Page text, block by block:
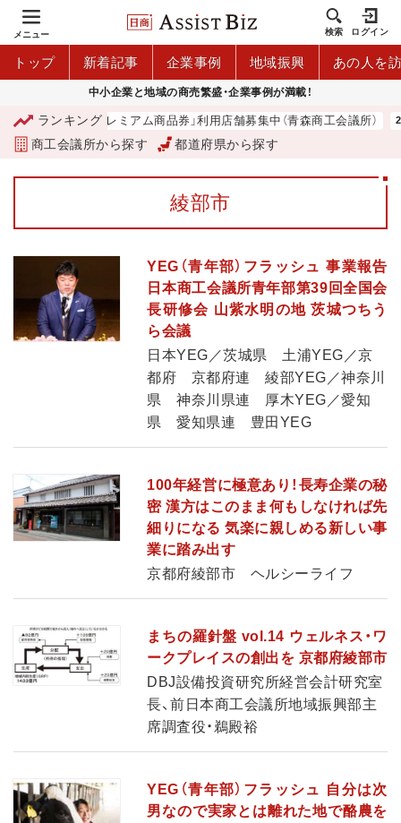
メニュー 検索 ログイン
トップ 新着記事 企業事例 地域振興 あの人を
中小企業と地域の商売繁盛・企業事例が満載！
ランキング
「青森市プレミアム商品券」利用店舗募集中（青森商工会議所）
商工会議所から探す 都道府県から探す
綾部市
YEG（青年部）フラッシュ 事業報告
日本商工会議所青年部第39回全国会
長研修会 山紫水明の地 茨城つちう
ら会議
日本YEG／茨城県 土浦YEG／京
都府 京都府連 綾部YEG／神奈川
県 神奈川県連 厚木YEG／愛知
県 愛知県連 豊田YEG
100年経営に極意あり！長寿企業の秘
密 漢方はこのまま何もしなければ先
細りになる 気楽に親しめる新しい事
業に踏み出す
京都府綾部市 ヘルシーライフ
まちの羅針盤 vol.14 ウェルネス・ワ
ークプレイスの創出を 京都府綾部市
DBJ設備投資研究所経営会計研究室
長、前日本商工会議所地域振興部主
席調査役・鵜殿裕
YEG（青年部）フラッシュ 自分は次
男なので実家とは離れた地で酪農を